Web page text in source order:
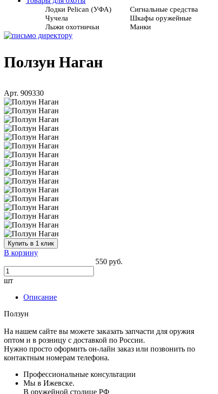
Лодки Pelican (УФА)
Сигнальные средства
Чучела
Шкафы оружейные
Лыжи охотничьи
Манки
Ползун Наган
Арт. 909330
Купить в 1 клик
В корзину
550 руб.
шт
Описание
Ползун
На нашем сайте вы можете заказать запчасти для оружия
оптом и в розницу с доставкой по России.
Нужно просто оформить он-лайн заказ или позвонить по
контактным номерам телефона.
Профессиональные консультации
Мы в Ижевске.
В оружейной столице РФ